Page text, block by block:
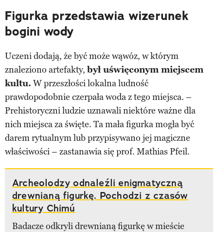
Figurka przedstawia wizerunek
bogini wody
Uczeni dodają, że być może wąwóz, w którym
znaleziono artefakty,był uświęconym miejscem
kultu. W przeszłości lokalna ludność
prawdopodobnie czerpała woda z tego miejsca. –
Prehistoryczni ludzie uznawali niektóre ważne dla
nich miejsca za święte. Ta mała figurka mogła być
darem rytualnym lub przypisywano jej magiczne
właściwości – zastanawia się prof. Mathias Pfeil.
Archeolodzy odnaleźli enigmatyczną
drewnianą figurkę. Pochodzi z czasów
kultury Chimú
Badacze odkryli drewnianą figurkę w mieście